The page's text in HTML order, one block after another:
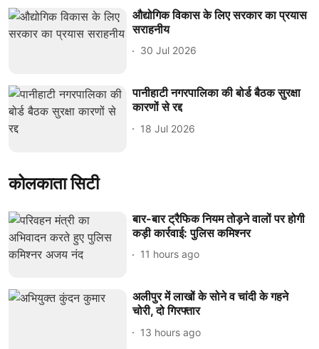
औद्योगिक विकास के लिए सरकार का प्रयास
सराहनीय
30 Jul 2026
पानीहाटी नगरपालिका की बोर्ड बैठक सुरक्षा
कारणों से रद्द
18 Jul 2026
कोलकाता सिटी
बार-बार ट्रैफिक नियम तोड़ने वालों पर होगी
कड़ी कार्रवाई: पुलिस कमिश्नर
11 hours ago
अलीपुर में लाखों के सोने व चांदी के गहने
चोरी, दो गिरफ्तार
13 hours ago